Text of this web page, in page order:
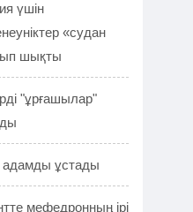
үшін
«судан
шықты
"ұрғашылар"
адамды ұстады
мефедронның ірі